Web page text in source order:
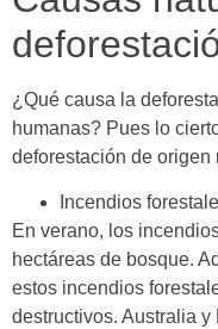
¿Qué causa la
humanas? Pues lo
deforestación de origen
Incendios
En verano, los
hectáreas de bosque.
estos incendios
destructivos. Australia